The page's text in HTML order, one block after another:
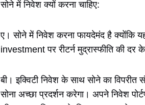
सोने में निवेश क्यों करना चाहिए:
ए। सोने में निवेश करना फायदेमंद है क्योंकि
investment पर रीटर्न मुद्रास्फीति की दर
बी। इक्विटी निवेश के साथ सोने का
सोना अच्छा प्रदर्शन करेगा। अपने निवेश